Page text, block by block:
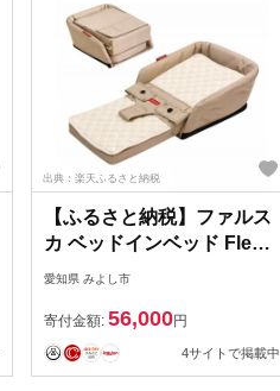
出典：楽天ふるさと納税
【ふるさと納税】ファルス
カ ベッドインベッド Flex
ベージュ【1724188】
愛知県 みよし市
寄付金額: 56,000円
4サイトで掲載中